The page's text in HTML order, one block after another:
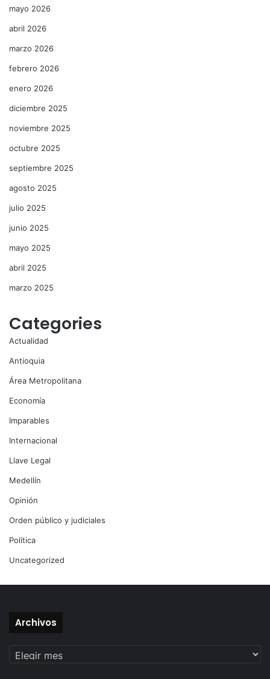
mayo 2026
abril 2026
marzo 2026
febrero 2026
enero 2026
diciembre 2025
noviembre 2025
octubre 2025
septiembre 2025
agosto 2025
julio 2025
junio 2025
mayo 2025
abril 2025
marzo 2025
Categories
Actualidad
Antioquia
Área Metropolitana
Economía
Imparables
Internacional
Llave Legal
Medellín
Opinión
Orden público y judiciales
Política
Uncategorized
Archivos